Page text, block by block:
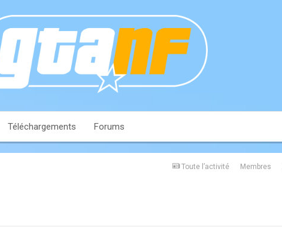
Téléchargements Forums
Toute l’activité Membres